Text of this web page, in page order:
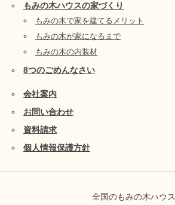
もみの木ハウスの家づくり
もみの木で家を建てるメリット
もみの木が家になるまで
もみの木の内装材
8つのごめんなさい
会社案内
お問い合わせ
資料請求
個人情報保護方針
全国のもみの木ハウス